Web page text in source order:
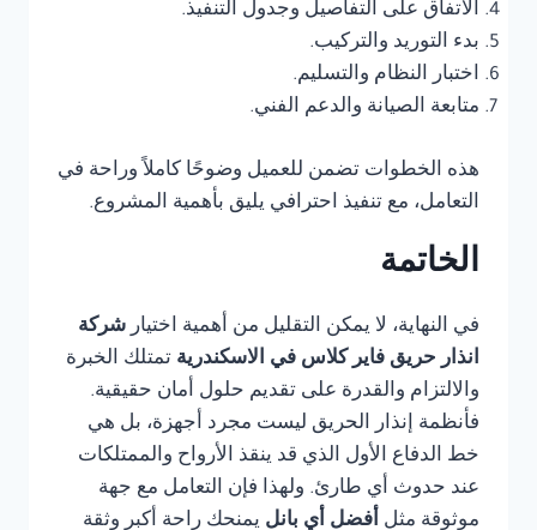
الاتفاق على التفاصيل وجدول التنفيذ.
بدء التوريد والتركيب.
اختبار النظام والتسليم.
متابعة الصيانة والدعم الفني.
هذه الخطوات تضمن للعميل وضوحًا كاملاً وراحة في
التعامل، مع تنفيذ احترافي يليق بأهمية المشروع.
الخاتمة
في النهاية، لا يمكن التقليل من أهمية اختيار شركة
انذار حريق فاير كلاس في الاسكندرية تمتلك الخبرة
والالتزام والقدرة على تقديم حلول أمان حقيقية.
فأنظمة إنذار الحريق ليست مجرد أجهزة، بل هي
خط الدفاع الأول الذي قد ينقذ الأرواح والممتلكات
عند حدوث أي طارئ. ولهذا فإن التعامل مع جهة
موثوقة مثل أفضل أي بانل يمنحك راحة أكبر وثقة